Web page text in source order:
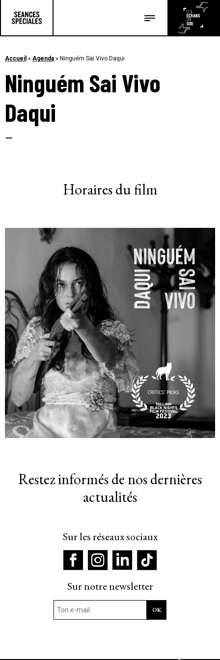
Les articles
Accueil » Agenda » Ninguém Sai Vivo Daqui
Ninguém Sai Vivo
Daqui
–
Horaires du film
Restez informés de nos dernières
actualités
Sur les réseaux sociaux
Sur notre newsletter